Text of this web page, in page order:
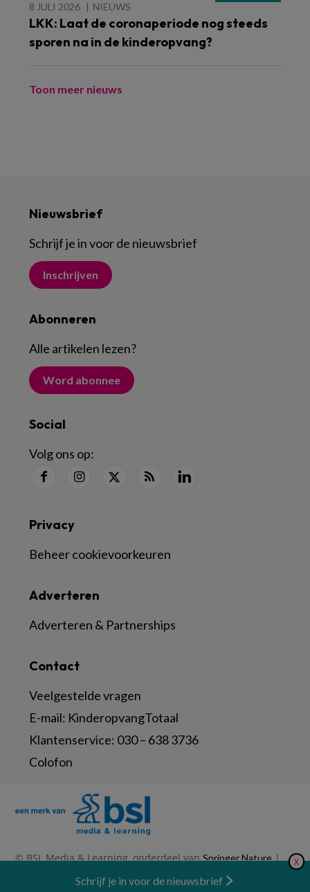
8 JULI 2026 NIEUWS
LKK: Laat de coronaperiode nog steeds
sporen na in de kinderopvang?
Toon meer nieuws
Nieuwsbrief
Schrijf je in voor de nieuwsbrief
Inschrijven
Abonneren
Alle artikelen lezen?
Word abonnee
Social
Volg ons op:
Contact
Veelgestelde vragen
E-mail: KinderopvangTotaal
Klantenservice: 030 – 638 3736
Colofon
Adverteren
Adverteren & Partnerships
Privacy
Beheer cookievoorkeuren
© BSL Media & Learning, onderdeel vanSpringer Nature| X
Schrijf je in voor de nieuwsbrief
Nieuwsbrief Abonneren